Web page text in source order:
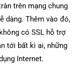
trên mạng chung
dàng. Thêm vào đó,
có SSL hỗ trợ
tới bất kì ai, những
Internet.